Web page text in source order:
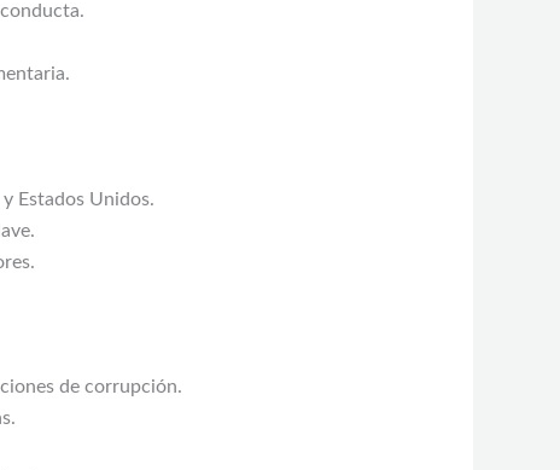
Estados Unidos.
de corrupción.